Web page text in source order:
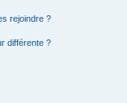
rejoindre ?
différente ?